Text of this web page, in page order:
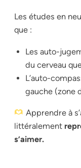
Les études en
que :
Les auto-
du cerveau
L’auto-
gauche (zone
Apprendre à
littéralement
s’aimer.